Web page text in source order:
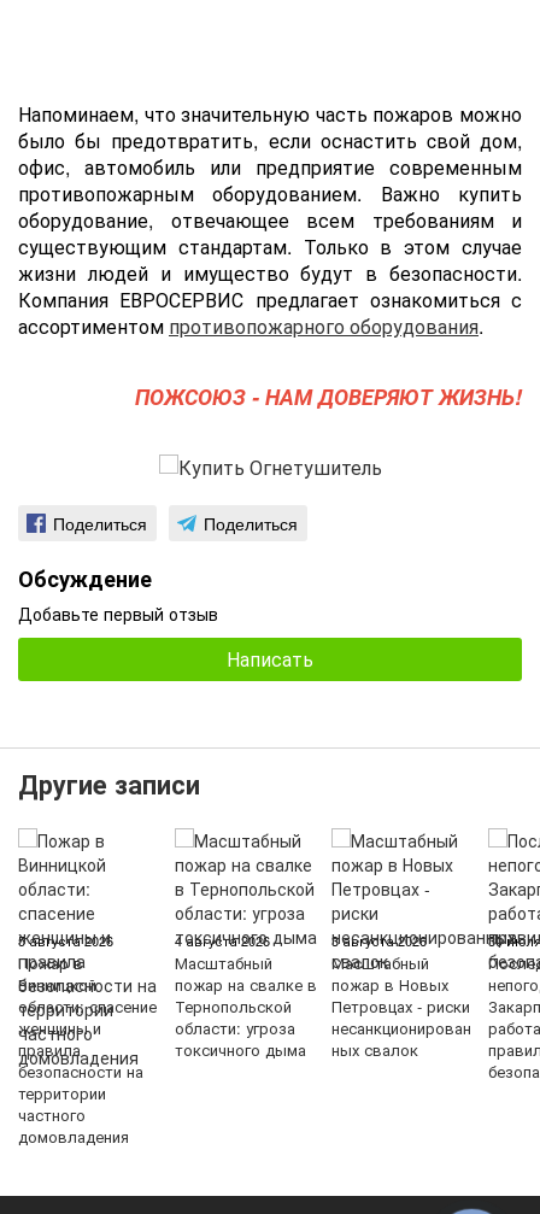
Напоминаем, что значительную часть пожаров можно
было бы предотвратить, если оснастить cвой дом,
офис, автомобиль или предприятие современным
противопожарным оборудованием. Важно купить
оборудование, отвечающее всем требованиям и
существующим стандартам. Только в этом случае
жизни людей и имущество будут в безопасности.
Компания ЕВРОСЕРВИС предлагает ознакомиться с
ассортиментом противопожарного оборудования.
ПОЖСОЮЗ - НАМ ДОВЕРЯЮТ ЖИЗНЬ!
Поделиться Поделиться
Обсуждение
Добавьте первый отзыв
Написать
Другие записи
5 августа 2026
Пожар в
Винницкой
области: спасение
женщины и
правила
безопасности на
территории
частного
домовладения
4 августа 2026
Масштабный
пожар на свалке в
Тернопольской
области: угроза
токсичного дыма
3 августа 2026
Масштабный
пожар в Новых
Петровцах - риски
несанкционирован
ных свалок
30